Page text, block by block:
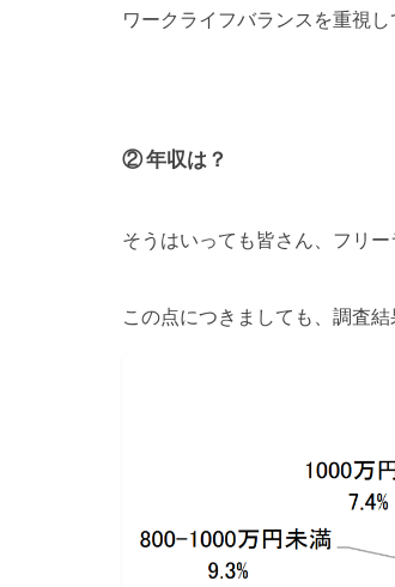
ワークライフバランスを重視
② 年収は？
そうはいっても皆さん、フリ
この点につきましても、調査